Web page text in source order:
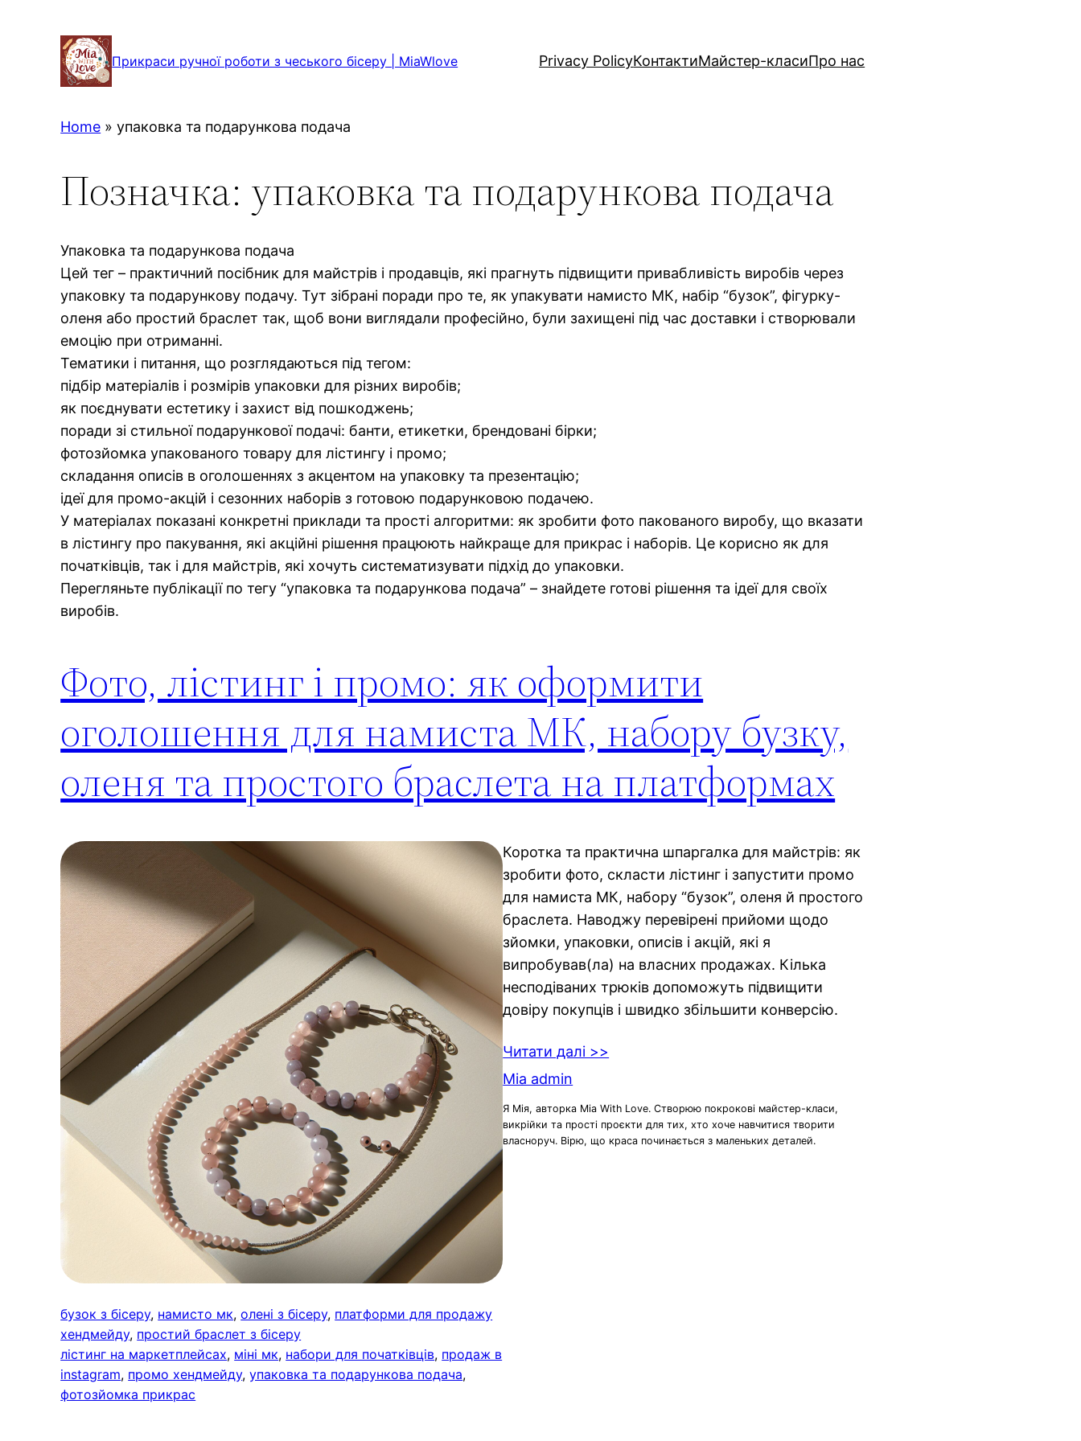
Прикраси ручної роботи з чеського бісеру | MiaWlove Privacy PolicyКонтактиМайстер-класиПро нас
Home »упаковка та подарункова подача
Позначка: упаковка та подарункова подача
Упаковка та подарункова подача
Цей тег – практичний посібник для майстрів і продавців, які прагнуть підвищити привабливість виробів через
упаковку та подарункову подачу. Тут зібрані поради про те, як упакувати намисто МК, набір “бузок”, фігурку-
оленя або простий браслет так, щоб вони виглядали професійно, були захищені під час доставки і створювали
емоцію при отриманні.
Тематики і питання, що розглядаються під тегом:
підбір матеріалів і розмірів упаковки для різних виробів;
як поєднувати естетику і захист від пошкоджень;
поради зі стильної подарункової подачі: банти, етикетки, брендовані бірки;
фотозйомка упакованого товару для лістингу і промо;
складання описів в оголошеннях з акцентом на упаковку та презентацію;
ідеї для промо-акцій і сезонних наборів з готовою подарунковою подачею.
У матеріалах показані конкретні приклади та прості алгоритми: як зробити фото пакованого виробу, що вказати
в лістингу про пакування, які акційні рішення працюють найкраще для прикрас і наборів. Це корисно як для
початківців, так і для майстрів, які хочуть систематизувати підхід до упаковки.
Перегляньте публікації по тегу “упаковка та подарункова подача” – знайдете готові рішення та ідеї для своїх
виробів.
Фото, лістинг і промо: як оформити
оголошення для намиста МК, набору бузку,
оленя та простого браслета на платформах
бузок з бісеру, намисто мк, олені з бісеру, платформи для продажу
хендмейду, простий браслет з бісеру
лістинг на маркетплейсах, міні мк, набори для початківців, продаж в
instagram, промо хендмейду, упаковка та подарункова подача
фотозйомка прикрас
Коротка та практична шпаргалка для майстрів: як
зробити фото, скласти лістинг і запустити промо
для намиста МК, набору “бузок”, оленя й простого
браслета. Наводжу перевірені прийоми щодо
зйомки, упаковки, описів і акцій, які я
випробував(ла) на власних продажах. Кілька
несподіваних трюків допоможуть підвищити
довіру покупців і швидко збільшити конверсію.
Читати далі >>
Mia admin
Я Мія, авторка Mia With Love. Створюю покрокові майстер-класи,
викрійки та прості проєкти для тих, хто хоче навчитися творити
власноруч. Вірю, що краса починається з маленьких деталей.